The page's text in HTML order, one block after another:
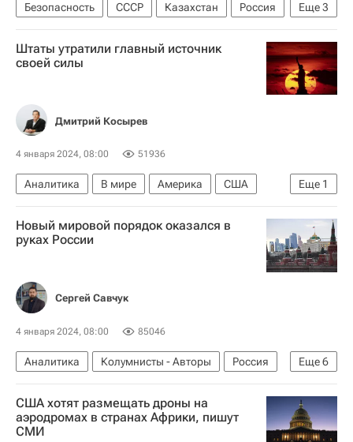
Еще3
Безопасность СССР Казахстан
Россия
Юрий Балуевский
Владимир Путин Ил-76
Штаты утратили главный источник
своей силы
Дмитрий Косырев
4 января 2024, 08:00 51936
Еще 1
Аналитика В мире Америка
США
Китай
Новый мировой порядок оказался в
руках России
Сергей Савчук
4 января 2024, 08:00 85046
Еще6
Аналитика Колумнисты - Авторы
Россия
Саудовская Аравия
БРИКС
Международное энергетическое агентство
ОПЕК
США хотят размещать дроны на
аэродромах в странах Африки, пишут
СМИ